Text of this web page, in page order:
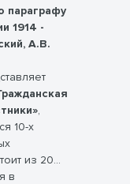
параграфу
1914 -
А.В.
,
10-х
из 20
в